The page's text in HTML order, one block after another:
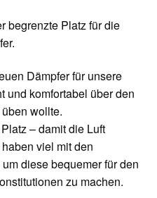
begrenzte Platz für die
Dämpfer für unsere
und komfortabel über den
wollte.
– damit die Luft
viel mit den
diese bequemer für den
zu machen.